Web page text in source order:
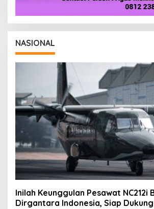
NASIONAL
Inilah Keunggulan Pesawat NC212i
Dirgantara Indonesia, Siap